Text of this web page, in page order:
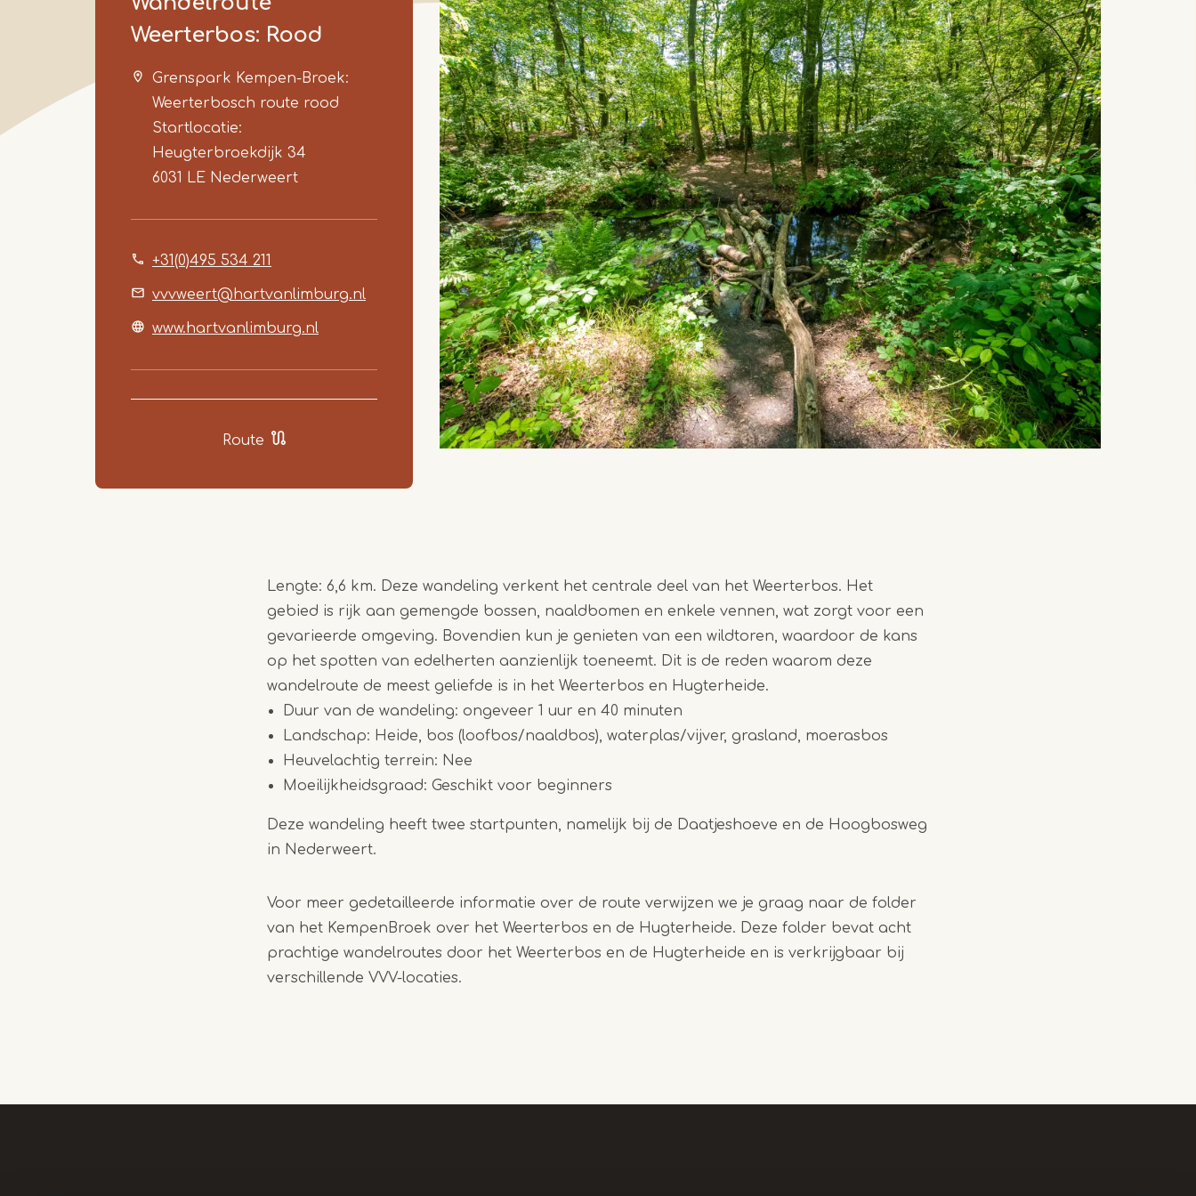
Weerterbos: Rood
Grenspark Kempen-Broek:
Weerterbosch route rood
Startlocatie:
Heugterbroekdijk 34
6031 LE Nederweert
+31(0)495 534 211
vvvweert@hartvanlimburg.nl
www.hartvanlimburg.nl
Route
Lengte: 6,6 km. Deze wandeling verkent het centrale deel van het Weerterbos. Het
gebied is rijk aan gemengde bossen, naaldbomen en enkele vennen, wat zorgt voor een
gevarieerde omgeving. Bovendien kun je genieten van een wildtoren, waardoor de kans
op het spotten van edelherten aanzienlijk toeneemt. Dit is de reden waarom deze
wandelroute de meest geliefde is in het Weerterbos en Hugterheide.
Duur van de wandeling: ongeveer 1 uur en 40 minuten
Landschap: Heide, bos (loofbos/naaldbos), waterplas/vijver, grasland, moerasbos
Heuvelachtig terrein: Nee
Moeilijkheidsgraad: Geschikt voor beginners
Deze wandeling heeft twee startpunten, namelijk bij de Daatjeshoeve en de Hoogbosweg
in Nederweert.
Voor meer gedetailleerde informatie over de route verwijzen we je graag naar de folder
van het KempenBroek over het Weerterbos en de Hugterheide. Deze folder bevat acht
prachtige wandelroutes door het Weerterbos en de Hugterheide en is verkrijgbaar bij
verschillende VVV-locaties.